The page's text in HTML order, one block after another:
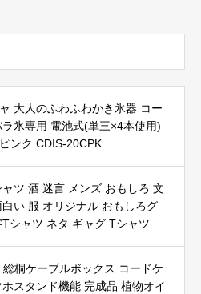
大人のふわふわかき氷器 コー
ラ氷専用 電池式(単三×4本使用)
ンク CDIS-20CPK
ツ 酒 迷言 メンズ おもしろ 文
い 服 オリジナル おもしろグ
Tシャツ ネタ ギャグ Tシャツ
総桐ケーブルボックス コードケ
スタンド機能 完成品 植物オイ